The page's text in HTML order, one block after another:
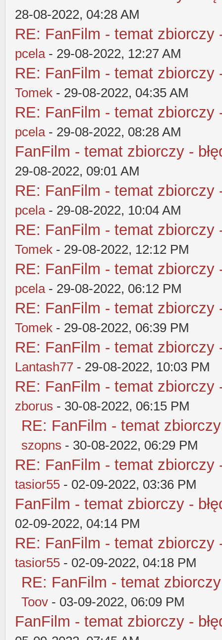
28-08-2022, 04:28 AM
RE: FanFilm - temat zbiorczy
pcela- 29-08-2022, 12:27 AM
RE: FanFilm - temat zbiorczy
Tomek - 29-08-2022, 04:35 AM
RE: FanFilm - temat zbiorczy
pcela- 29-08-2022, 08:28 AM
FanFilm - temat zbiorczy -
29-08-2022, 09:01 AM
RE: FanFilm - temat zbiorczy
pcela- 29-08-2022, 10:04 AM
RE: FanFilm - temat zbiorczy
Tomek - 29-08-2022, 12:12 PM
RE: FanFilm - temat zbiorczy
pcela- 29-08-2022, 06:12 PM
RE: FanFilm - temat zbiorczy
Tomek - 29-08-2022, 06:39 PM
RE: FanFilm - temat zbiorczy
Lantash77 - 29-08-2022, 10:03 PM
RE: FanFilm - temat zbiorczy
zborus - 30-08-2022, 06:15 PM
RE: FanFilm - temat
szopns - 30-08-2022, 06:29 PM
RE: FanFilm - temat zbiorczy
tasior55 - 02-09-2022, 03:36 PM
FanFilm - temat zbiorczy -
02-09-2022, 04:14 PM
RE: FanFilm - temat zbiorczy
tasior55 - 02-09-2022, 04:18 PM
RE: FanFilm - temat
Toov - 03-09-2022, 06:09 PM
FanFilm - temat zbiorczy -